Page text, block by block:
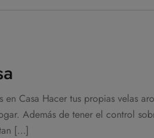
Casa Hacer tus propias velas
Además de tener el control
[…]